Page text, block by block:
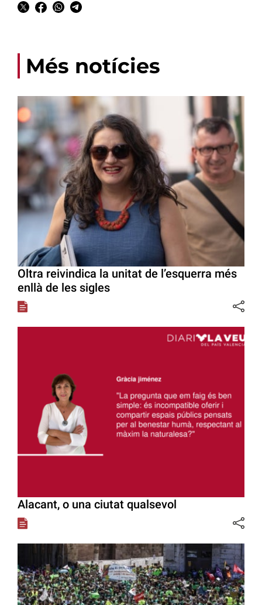
Més notícies
Oltra reivindica la unitat de l’esquerra més
enllà de les sigles
Alacant, o una ciutat qualsevol